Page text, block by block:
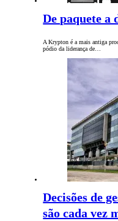
De paquete a
A Krypton é a mais antiga
pódio da liderança de…
Decisões de
são cada vez